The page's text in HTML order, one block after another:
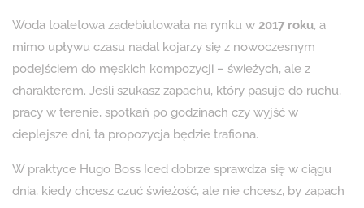
Woda toaletowa zadebiutowała na rynku w 2017 roku, a
mimo upływu czasu nadal kojarzy się z nowoczesnym
podejściem do męskich kompozycji – świeżych, ale z
charakterem. Jeśli szukasz zapachu, który pasuje do ruchu,
pracy w terenie, spotkań po godzinach czy wyjść w
cieplejsze dni, ta propozycja będzie trafiona.
W praktyce Hugo Boss Iced dobrze sprawdza się w ciągu
dnia, kiedy chcesz czuć świeżość, ale nie chcesz, by zapach